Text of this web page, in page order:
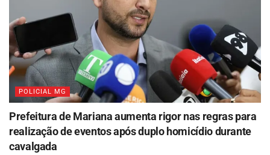
POLICIAL MG
Prefeitura de Mariana aumenta rigor nas regras para
realização de eventos após duplo homicídio durante
cavalgada